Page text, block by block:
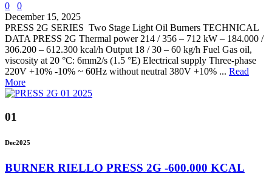
0
0
December 15, 2025
PRESS 2G SERIES Two Stage Light Oil Burners TECHNICAL
DATA PRESS 2G Thermal power 214 / 356 – 712 kW – 184.000 /
306.200 – 612.300 kcal/h Output 18 / 30 – 60 kg/h Fuel Gas oil,
viscosity at 20 °C: 6mm2/s (1.5 °E) Electrical supply Three-phase
220V +10% -10% ~ 60Hz without neutral 380V +10% ... Read
More
01
Dec2025
BURNER RIELLO PRESS 2G -600.000 KCAL